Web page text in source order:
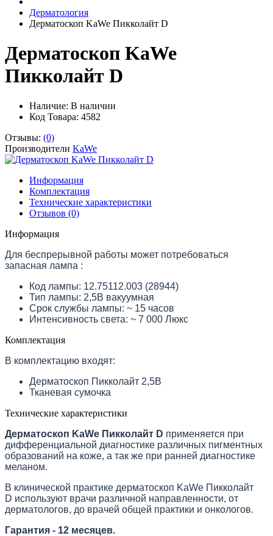
Дерматология
Дерматоскоп KaWe Пикколайт D
Дерматоскоп KaWe
Пикколайт D
Наличие: В наличии
Код Товара: 4582
Отзывы: (0)
Производители KaWe
Информация
Комплектация
Технические характеристики
Отзывов (0)
Информация
Для беспрерывной работы может потребоваться
запасная лампа :
Код лампы: 12.75112.003 (28944)
Тип лампы: 2,5В вакуумная
Срок службы лампы: ~ 15 часов
Интенсивность света: ~ 7 000 Люкс
Комплектация
В комплектацию входят:
Дерматоскоп Пикколайт 2,5В
Тканевая сумочка
Технические характеристики
Дерматоскоп KaWe Пикколайт D применяется при
дифференциальной диагностике различных пигментных
образований на коже, а так же при ранней диагностике
меланом.
В клинической практике дерматоскоп KaWe Пикколайт
D используют врачи различной направленности, от
дерматологов, до врачей общей практики и онкологов.
Гарантия - 12 месяцев.